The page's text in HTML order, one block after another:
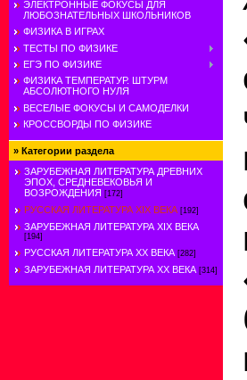
ЭЛЕКТРОННЫЕ ФОКУСЫ ДЛЯ
ЛЮБОЗНАТЕЛЬНЫХ ШКОЛЬНИКОВ
ФИЗИКА В ИГРАХ
ТЕСТЫ ПО ФИЗИКЕ
ЕГЭ ПО ФИЗИКЕ
ФИЗИКА ТЕМПЕРАТУР. ШТУРМ
АБСОЛЮТНОГО НУЛЯ
ВЕСЕЛЫЕ ФОКУСЫ И САМОДЕЛКИ
КРОССВОРДЫ ПО ФИЗИКЕ
» Категории раздела
ЗАРУБЕЖНАЯ ЛИТЕРАТУРА ДРЕВНИХ
ЭПОХ, СРЕДНЕВЕКОВЬЯ И
ВОЗРОЖДЕНИЯ [172]
РУССКАЯ ЛИТЕРАТУРА XIX ВЕКА [192]
ЗАРУБЕЖНАЯ ЛИТЕРАТУРА XIX ВЕКА
[194]
РУССКАЯ ЛИТЕРАТУРА XX ВЕКА [282]
ЗАРУБЕЖНАЯ ЛИТЕРАТУРА ХХ ВЕКА [314]